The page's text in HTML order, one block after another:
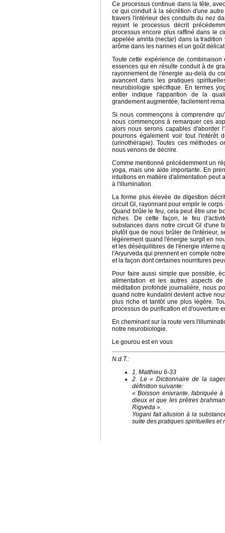
Ce processus continue dans la tête,
ce qui conduit à la sécrétion d'une
travers l'intérieur des conduits du nez
rejoint le processus décrit
processus encore plus raffiné dans le
appelée amrita (nectar) dans la
arôme dans les narines et un goût
Toute cette expérience de
essences qui en résulte conduit à de
rayonnement de l'énergie au-delà du
avancent dans les pratiques
neurobiologie spécifique. En termes
entier indique l'apparition de la
grandement augmentée, facilement
Si nous commençons à comprendre
nous commençons à remarquer ces
alors nous serons capables d'aborder
pourrons également voir tout l'intérêt
(urinothérapie). Toutes ces méthodes
nous venons de décrire.
Comme mentionné précédemment un
yoga, mais une aide importante. En
intuitions en matière d'alimentation peut
à l'illumination.
La forme plus élevée de digestion
circuit GI, rayonnant pour emplir le
Quand brûle le feu, cela peut être une
riches. De cette façon, le feu
substances dans notre circuit GI d'une
plutôt que de nous brûler de l'intérieur,
légèrement quand l'énergie surgit en
et les déséquilibres de l'énergie interne
l'Aryurveda qui prennent en compte
et la façon dont certaines nourritures
Pour faire aussi simple que possible,
alimentation et les autres aspects
méditation profonde journalière, nous
quand notre kundalini devient active
plus riche et tantôt une plus légère.
processus de purification et d'ouverture
En cheminant sur la route vers
notre neurobiologie.
Le gourou est en vous
N.d.T.:
1. Matthieu 6-33
2. Le « Dictionnaire de la
définition suivante:
« Boisson enivrante, fabriquée
dieux et que les prêtres
Rigveda ».
Yogani fait allusion à la
suite des pratiques spirituelles et